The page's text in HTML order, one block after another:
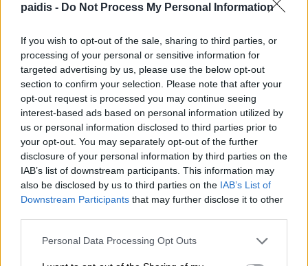
paidis - Do Not Process My Personal Information
If you wish to opt-out of the sale, sharing to third parties, or
processing of your personal or sensitive information for
targeted advertising by us, please use the below opt-out
section to confirm your selection. Please note that after your
opt-out request is processed you may continue seeing
interest-based ads based on personal information utilized by
us or personal information disclosed to third parties prior to
your opt-out. You may separately opt-out of the further
disclosure of your personal information by third parties on the
IAB’s list of downstream participants. This information may
also be disclosed by us to third parties on the IAB’s List of
Downstream Participants that may further disclose it to other
Personal Data Processing Opt Outs
07/08/2026 , 10:44
ΛΑ.ΣΥ.: Η περιφερειακή αρχή κάνει πως
δεν βλέπει την συνεχιζόμενη εδώ και
χρόνια ρύπανση του Γκουσμπασανιώτη
ποταμού
07/08/2026 , 10:23
Ι.Σ. Λάρισας: Σύντομες οδηγίες
προστασίας από τον καύσωνα
07/08/2026 , 10:09
Δείτε τη νέα ρυθμιστική 2026 -27 για το